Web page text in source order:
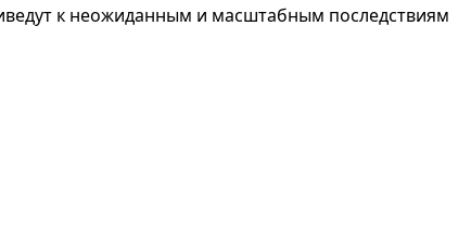
к неожиданным и масштабным последствиям